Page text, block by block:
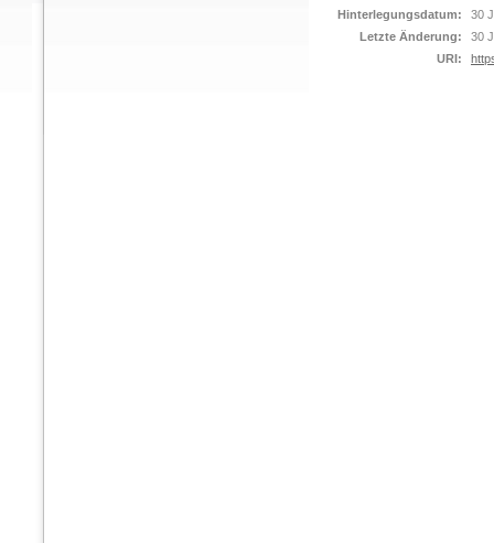
Hinterlegungsdatum:
30
Letzte Änderung:
30
URI: